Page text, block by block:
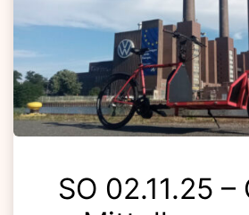
SO 02.11.25 –